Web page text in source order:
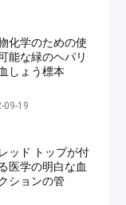
化学のための使
能な緑のヘパリ
しょう標本
コレクションの管
09-19
ッド トップが付
医学の明白な血
ションの管